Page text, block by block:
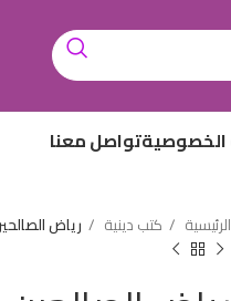
تواصل معنا
الرئيسية كتب دينية رياض